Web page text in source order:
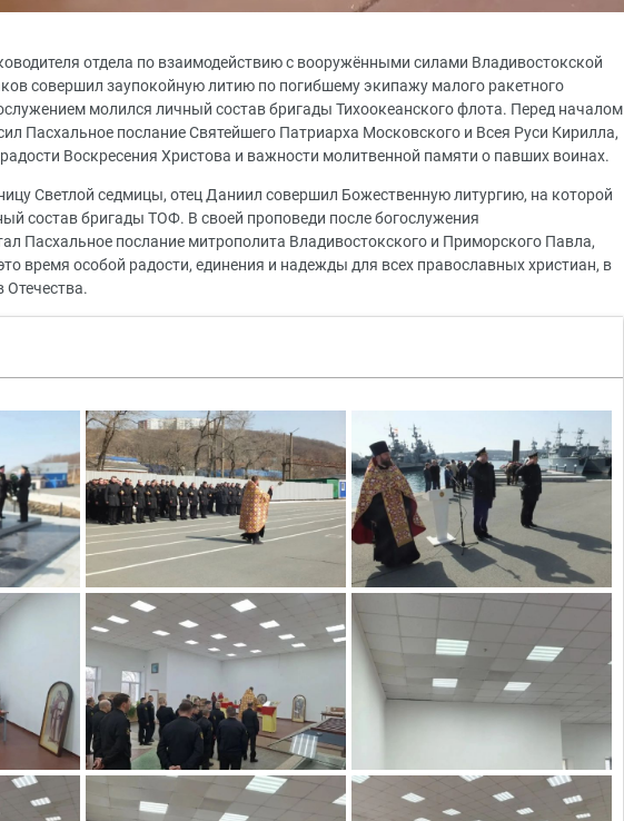
отдела по взаимодействию с вооружёнными силами Владивостокской
совершил заупокойную литию по погибшему экипажу малого ракетного
молился личный состав бригады Тихоокеанского флота. Перед началом
Пасхальное послание Святейшего Патриарха Московского и Всея Руси Кирилла,
Воскресения Христова и важности молитвенной памяти о павших воинах.
Светлой седмицы, отец Даниил совершил Божественную литургию, на которой
состав бригады ТОФ. В своей проповеди после богослужения
Пасхальное послание митрополита Владивостокского и Приморского Павла,
время особой радости, единения и надежды для всех православных христиан, в
Отечества.